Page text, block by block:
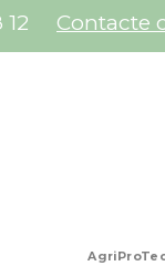
Contacte